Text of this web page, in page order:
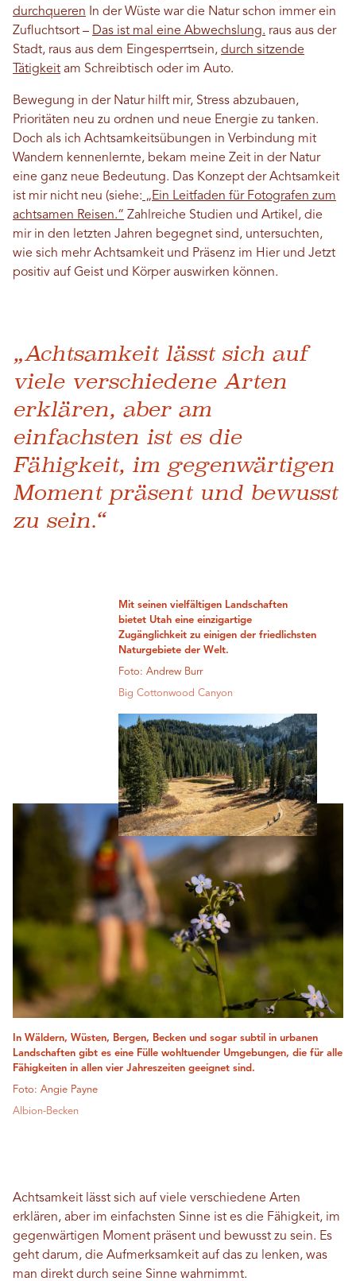
durchqueren In der Wüste war die Natur schon immer ein
Zufluchtsort – Das ist mal eine Abwechslung. raus aus der
Stadt, raus aus dem Eingesperrtsein, durch sitzende
Tätigkeit am Schreibtisch oder im Auto.
Bewegung in der Natur hilft mir, Stress abzubauen,
Prioritäten neu zu ordnen und neue Energie zu tanken.
Doch als ich Achtsamkeitsübungen in Verbindung mit
Wandern kennenlernte, bekam meine Zeit in der Natur
eine ganz neue Bedeutung. Das Konzept der Achtsamkeit
ist mir nicht neu (siehe: „Ein Leitfaden für Fotografen zum
achtsamen Reisen.“ Zahlreiche Studien und Artikel, die
mir in den letzten Jahren begegnet sind, untersuchten,
wie sich mehr Achtsamkeit und Präsenz im Hier und Jetzt
positiv auf Geist und Körper auswirken können.
„Achtsamkeit lässt sich auf
viele verschiedene Arten
erklären, aber am
einfachsten ist es die
Fähigkeit, im gegenwärtigen
Moment präsent und bewusst
zu sein.“
Mit seinen vielfältigen Landschaften
bietet Utah eine einzigartige
Zugänglichkeit zu einigen der friedlichsten
Naturgebiete der Welt.
Foto: Andrew Burr
Big Cottonwood Canyon
In Wäldern, Wüsten, Bergen, Becken und sogar subtil in urbanen
Landschaften gibt es eine Fülle wohltuender Umgebungen, die für alle
Fähigkeiten in allen vier Jahreszeiten geeignet sind.
Foto: Angie Payne
Albion-Becken
Achtsamkeit lässt sich auf viele verschiedene Arten
erklären, aber im einfachsten Sinne ist es die Fähigkeit, im
gegenwärtigen Moment präsent und bewusst zu sein. Es
geht darum, die Aufmerksamkeit auf das zu lenken, was
man direkt durch seine Sinne wahrnimmt.